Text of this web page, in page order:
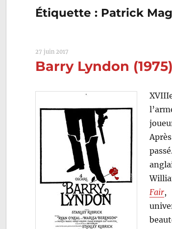
Étiquette : Patrick
27 juin 2017
Barry Lyndon
Fair,